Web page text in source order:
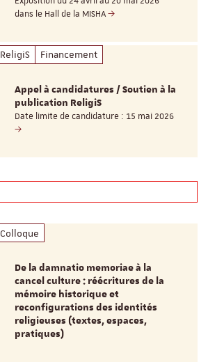
dans le Hall de la MISHA
ReligiS Financement
Appel à candidatures / Soutien à la
publication ReligiS
Date limite de candidature : 15 mai 2026
Colloque
De la damnatio memoriae à la
cancel culture : réécritures de la
mémoire historique et
reconfigurations des identités
religieuses (textes, espaces,
pratiques)